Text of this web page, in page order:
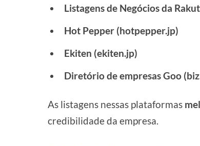
Listagens de Negócios da
Hot Pepper (hotpepper.jp)
Ekiten (ekiten.jp)
Diretório de empresas Goo
As listagens nessas plataformas
credibilidade da empresa.